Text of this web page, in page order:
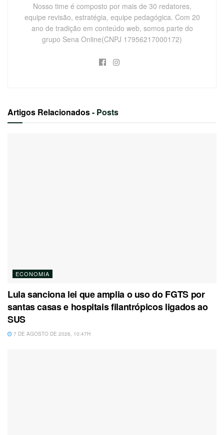
Nosso time é composto por mais de 30 redatores,
equipe revisão, estratégia, equipe pedagógica. Com 20
ano de tradição em conteúdo web, somos parte do
grupo Sena Online(CNPJ 17956217000172)
Artigos Relacionados- Posts
ECONOMIA
Lula sanciona lei que amplia o uso do FGTS por
santas casas e hospitais filantrópicos ligados ao
SUS
7 DE AGOSTO DE 2026, 10:47H